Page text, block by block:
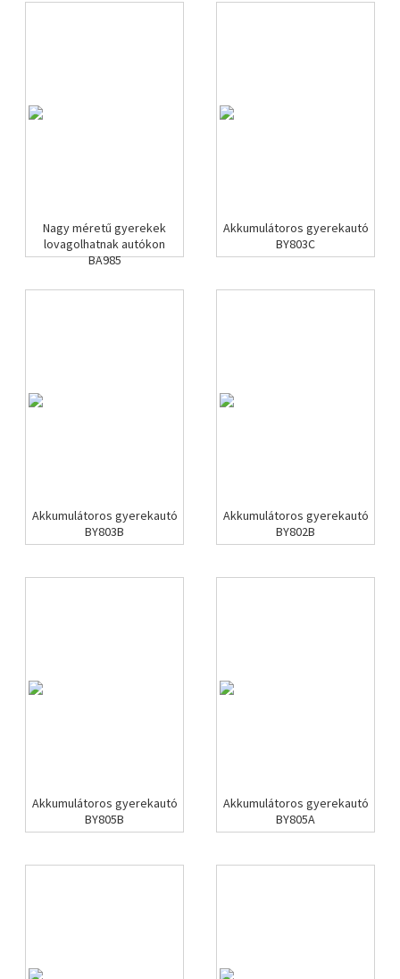
Nagy méretű gyerekek
lovagolhatnak autókon
BA985
Akkumulátoros gyerekautó
BY803C
Akkumulátoros gyerekautó
BY803B
Akkumulátoros gyerekautó
BY802B
Akkumulátoros gyerekautó
BY805B
Akkumulátoros gyerekautó
BY805A